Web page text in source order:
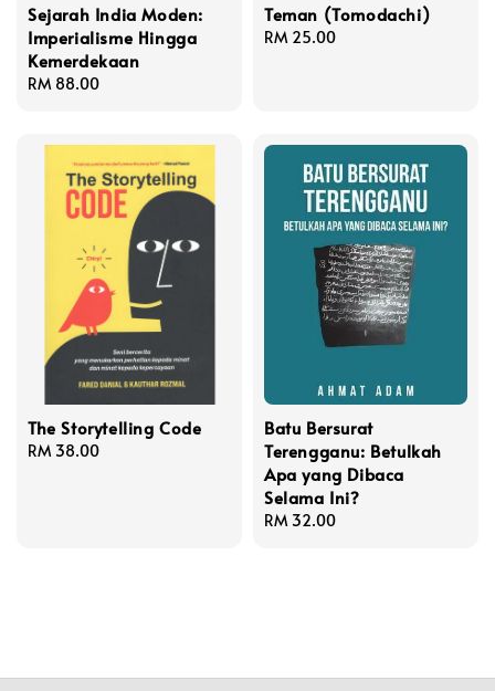
Sejarah India Moden:
Imperialisme Hingga
Kemerdekaan
Regular
RM 88.00
Teman (Tomodachi)
Regular
RM 25.00
The Storytelling Code
Regular
RM 38.00
Batu Bersurat
Terengganu: Betulkah
Apa yang Dibaca
Selama Ini?
Regular
RM 32.00